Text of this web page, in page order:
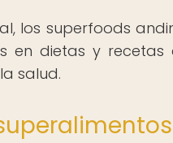
los superfoods
en dietas y recetas
salud.